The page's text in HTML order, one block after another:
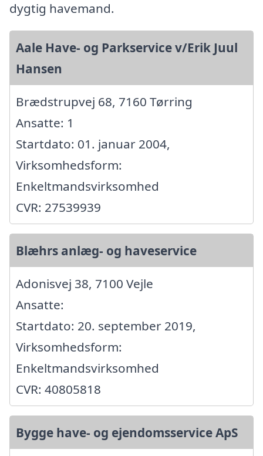
dygtig havemand.
Aale Have- og Parkservice v/Erik Juul
Hansen
Brædstrupvej 68, 7160 Tørring
Ansatte: 1
Startdato: 01. januar 2004,
Virksomhedsform:
Enkeltmandsvirksomhed
CVR: 27539939
Blæhrs anlæg- og haveservice
Adonisvej 38, 7100 Vejle
Ansatte:
Startdato: 20. september 2019,
Virksomhedsform:
Enkeltmandsvirksomhed
CVR: 40805818
Bygge have- og ejendomsservice ApS